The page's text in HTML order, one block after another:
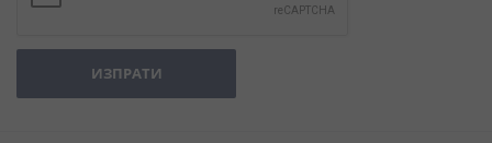
ИЗПРАТИ